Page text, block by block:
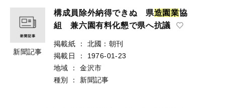
新聞記事
構成員除外納得できぬ 県造園業協
組 兼六園有料化懇で県へ抗議
掲載紙 ：
北國：朝刊
掲載日
：
1976-01-23
地域
：
金沢市
種別
： 新聞記事